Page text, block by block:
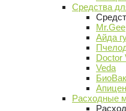
Средства
Mr.Gee
Айда
Doctor
Veda
Расходные